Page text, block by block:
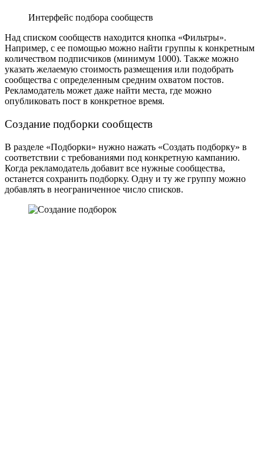
Интерфейс подбора сообществ
Над списком сообществ находится кнопка «Фильтры».
Например, с ее помощью можно найти группы к конкретным
количеством подписчиков (минимум 1000). Также можно
указать желаемую стоимость размещения или подобрать
сообщества с определенным средним охватом постов.
Рекламодатель может даже найти места, где можно
опубликовать пост в конкретное время.
Создание подборки сообществ
В разделе «Подборки» нужно нажать «Создать подборку» в
соответствии с требованиями под конкретную кампанию.
Когда рекламодатель добавит все нужные сообщества,
останется сохранить подборку. Одну и ту же группу можно
добавлять в неограниченное число списков.